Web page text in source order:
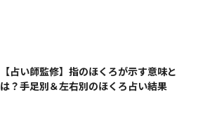
【占い師監修】指のほくろが示す意味と
は？手足別＆左右別のほくろ占い結果